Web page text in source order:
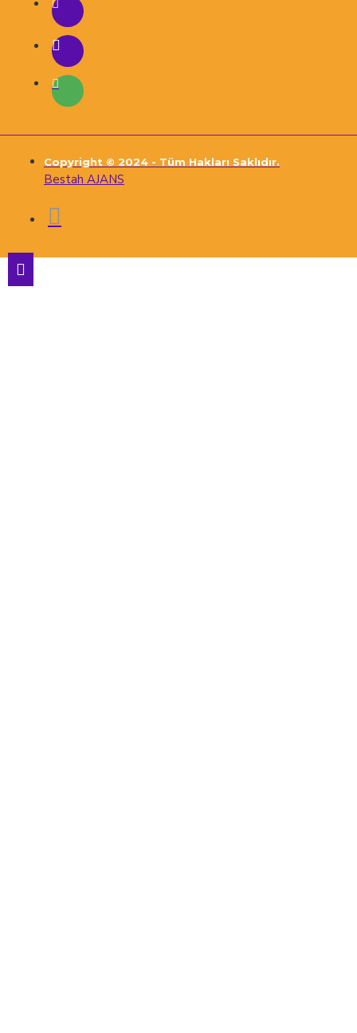
Copyright © 2024 - Tüm Hakları Saklıdır.
Bestah AJANS